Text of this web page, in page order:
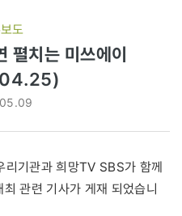
도
펼치는 미쓰에이
기관과 희망TV SBS가 함께
관련 기사가 게재 되었습니